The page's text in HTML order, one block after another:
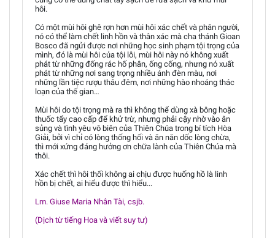
hôi.
Có một mùi hôi ghê rợn hơn mùi hôi xác chết và phân người,
nó có thể làm chết linh hồn và thân xác mà cha thánh Gioan
Bosco đã ngửi được nơi những học sinh phạm tội trọng của
mình, đó là mùi hôi của tội lỗi, mùi hôi này nó không xuất
phát từ những đống rác hố phân, ống cống, nhưng nó xuất
phát từ những nơi sang trọng nhiều ánh đèn màu, nơi
những lần tiệc rượu thâu đêm, nơi những hào nhoáng thác
loạn của thế gian…
Mùi hôi do tội trọng mà ra thì không thể dùng xà bông hoặc
thuốc tẩy cao cấp để khử trừ, nhưng phải cậy nhờ vào ân
sủng và tình yêu vô biên của Thiên Chúa trong bí tích Hòa
Giải, bởi vì chỉ có lòng thống hối và ăn năn dốc lòng chừa,
thì mới xứng đáng hưởng ơn chữa lành của Thiên Chúa mà
thôi.
Xác chết thì hôi thối không ai chịu được huống hồ là linh
hồn bị chết, ai hiểu được thì hiểu...
Lm. Giuse Maria Nhân Tài, csjb.
(Dịch từ tiếng Hoa và viết suy tư)